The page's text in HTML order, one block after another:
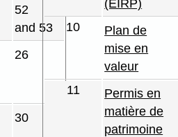
52
and 53
26
30
(ÉIRP)
10
Plan de
mise en
valeur
11
Permis en
matière de
patrimoine